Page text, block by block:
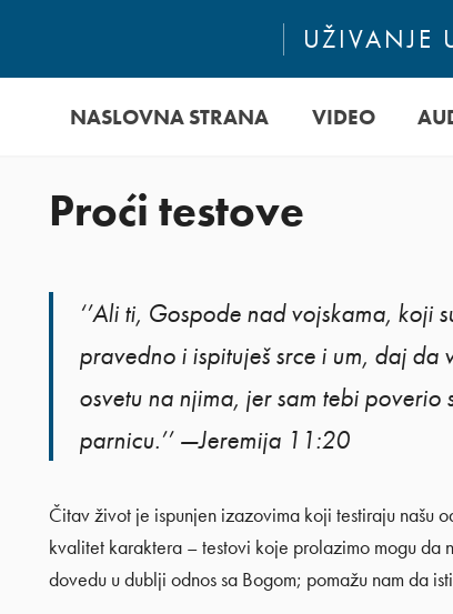
UŽIVANJE
NASLOVNA STRANA VIDEO
Proći testove
‘’Ali ti, Gospode nad vojskama, koji
pravedno i ispituješ srce i um, daj da
osvetu na njima, jer sam tebi poverio
parnicu.’’ —Jeremija 11:20
Čitav život je ispunjen izazovima koji testiraju našu
kvalitet karaktera – testovi koje prolazimo mogu da
dovedu u dublji odnos sa Bogom; pomažu nam da